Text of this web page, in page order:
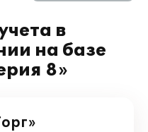
в
на базе
8»